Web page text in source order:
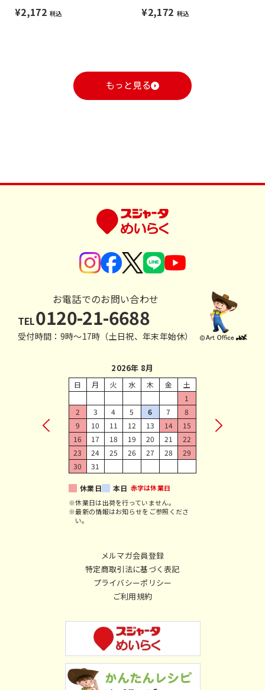
¥2,172 税込 ¥2,172 税込
もっと見る
お電話でのお問い合わせ
TEL0120-21-6688
受付時間：9時〜17時（土日祝、年末年始休）
メルマガ会員登録
特定商取引法に基づく表記
プライバシーポリシー
ご利用規約
2026年 8月
日 月 火 水 木 金
土
1
2
3 4 5 6 7
8
9
10 11 12 13 14
15
16
17 18 19 20 21
22
23
24 25 26 27 28
29
30
31
休業日 本日 赤字は休業日
※休業日は出荷を行っていません。
※最新の情報はお知らせをご参照くださ
い。